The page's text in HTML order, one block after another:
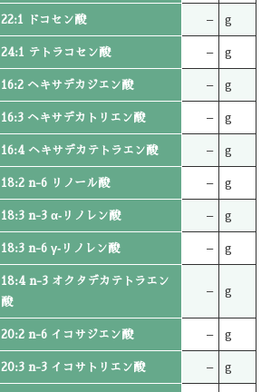
22:1 ドコセン酸 – g
24:1 テトラコセン酸 – g
16:2 ヘキサデカジエン酸 – g
16:3 ヘキサデカトリエン酸 – g
16:4 ヘキサデカテトラエン酸 – g
18:2 n-6 リノール酸 – g
18:3 n-3 α‐リノレン酸 – g
18:3 n-6 γ‐リノレン酸 – g
18:4 n-3 オクタデカテトラエン
酸
– g
20:2 n-6 イコサジエン酸 – g
20:3 n-3 イコサトリエン酸 – g